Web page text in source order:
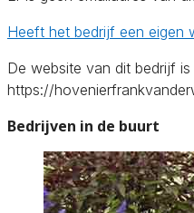
Heeft het bedrijf een eigen
De website van dit bedrijf is
https://
Bedrijven in de buurt